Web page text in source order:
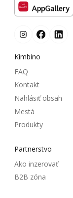
Kimbino
FAQ
Kontakt
Nahlásiť obsah
Mestá
Produkty
Partnerstvo
Ako inzerovať
B2B zóna